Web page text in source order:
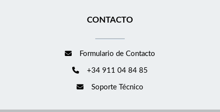
CONTACTO
Formulario de Contacto
+34 911 04 84 85
Soporte Técnico